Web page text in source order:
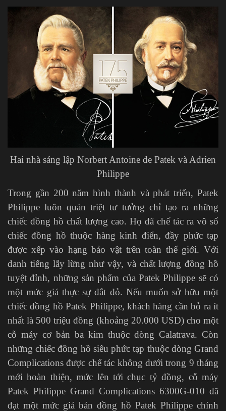
Hai nhà sáng lập Norbert Antoine de Patek và Adrien
Philippe
Trong gần 200 năm hình thành và phát triển, Patek
Philippe luôn quán triệt tư tưởng chỉ tạo ra những
chiếc đồng hồ chất lượng cao. Họ đã chế tác ra vô số
chiếc đồng hồ thuộc hàng kinh điển, đầy phức tạp
được xếp vào hạng bảo vật trên toàn thế giới. Với
danh tiếng lẫy lừng như vậy, và chất lượng đồng hồ
tuyệt đỉnh, những sản phẩm của Patek Philippe sẽ có
một mức giá thực sự đắt đỏ. Nếu muốn sở hữu một
chiếc đồng hồ Patek Philippe, khách hàng cần bỏ ra ít
nhất là 500 triệu đồng (khoảng 20.000 USD) cho một
cỗ máy cơ bản ba kim thuộc dòng Calatrava. Còn
những chiếc đồng hồ siêu phức tạp thuộc dòng Grand
Complications được chế tác không dưới trong 9 tháng
mới hoàn thiện, mức lên tới chục tỷ đồng, cỗ máy
Patek Philippe Grand Complications 6300G-010 đã
đạt một mức giá bán đồng hồ Patek Philippe chính